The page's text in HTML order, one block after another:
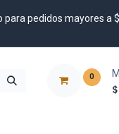
para pedidos mayores a
0
$